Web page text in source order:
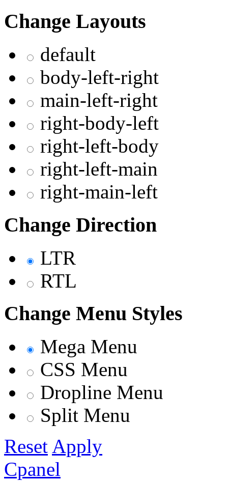
Change Layouts
default
body-left-right
main-left-right
right-body-left
right-left-body
right-left-main
right-main-left
Change Direction
LTR
RTL
Change Menu Styles
Mega Menu
CSS Menu
Dropline Menu
Split Menu
Reset Apply
Cpanel